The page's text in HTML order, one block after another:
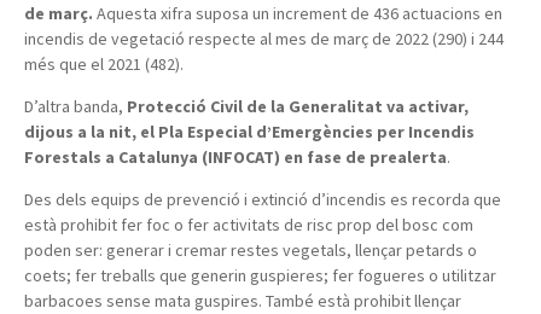
de març. Aquesta xifra suposa un increment de 436 actuacions en
incendis de vegetació respecte al mes de març de 2022 (290) i 244
més que el 2021 (482).
D’altra banda, Protecció Civil de la Generalitat va activar,
dijous a la nit, el Pla Especial d’Emergències per Incendis
Forestals a Catalunya (INFOCAT) en fase de prealerta.
Des dels equips de prevenció i extinció d’incendis es recorda que
està prohibit fer foc o fer activitats de risc prop del bosc com
poden ser: generar i cremar restes vegetals, llençar petards o
coets; fer treballs que generin guspieres; fer fogueres o utilitzar
barbacoes sense mata guspires. També està prohibit llençar